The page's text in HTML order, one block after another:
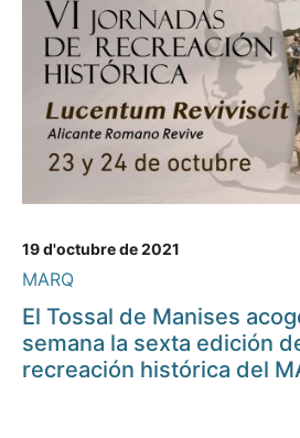
19 d'octubre de 2021
MARQ
El Tossal de Manises
semana la sexta edición
recreación histórica del